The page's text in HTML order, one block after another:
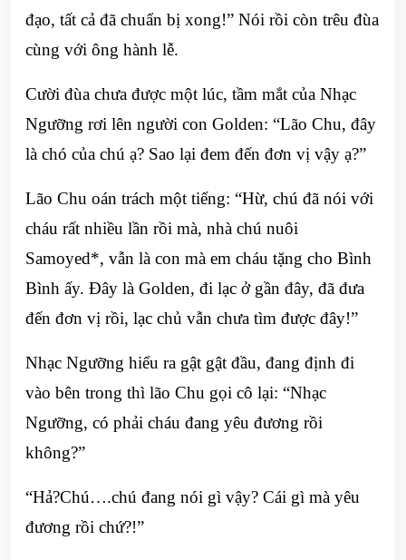
đạo, tất cả đã chuẩn bị xong!” Nói rồi còn trêu đùa
cùng với ông hành lễ.
Cười đùa chưa được một lúc, tầm mắt của Nhạc
Ngưỡng rơi lên người con Golden: “Lão Chu, đây
là chó của chú ạ? Sao lại đem đến đơn vị vậy ạ?”
Lão Chu oán trách một tiếng: “Hừ, chú đã nói với
cháu rất nhiều lần rồi mà, nhà chú nuôi
Samoyed*, vẫn là con mà em cháu tặng cho Bình
Bình ấy. Đây là Golden, đi lạc ở gần đây, đã đưa
đến đơn vị rồi, lạc chủ vẫn chưa tìm được đây!”
Nhạc Ngưỡng hiểu ra gật gật đầu, đang định đi
vào bên trong thì lão Chu gọi cô lại: “Nhạc
Ngưỡng, có phải cháu đang yêu đương rồi
không?”
“Hả?Chú….chú đang nói gì vậy? Cái gì mà yêu
đương rồi chứ?!”